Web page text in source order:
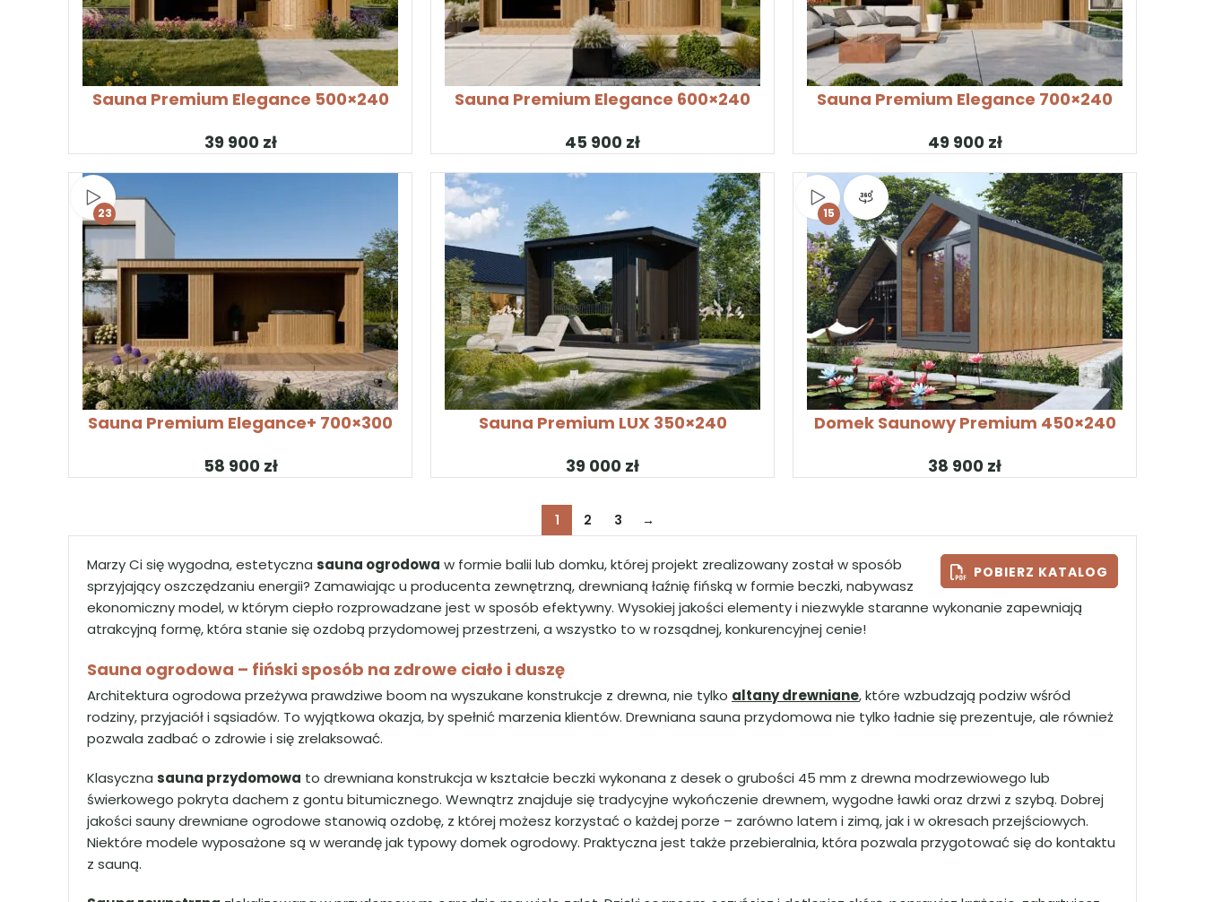
SKONFIGURUJ PRODUKT
Sauna Premium Elegance 500×240
zł
SKONFIGURUJ PRODUKT
Sauna Premium Elegance 600×240
zł
SKONFIGURUJ PRODUKT
Sauna Premium Elegance 700×240
zł
Obejrzyj wideo
23
SKONFIGURUJ PRODUKT
Sauna Premium Elegance+ 700×300
zł
SKONFIGURUJ PRODUKT
Sauna Premium LUX 350×240
zł
Obejrzyj wideo
15
Widok produktu 360°
SKONFIGURUJ PRODUKT
Domek Saunowy Premium 450×240
zł
1 2 3 →
POBIERZ KATALOG
Marzy Ci się wygodna, estetyczna sauna ogrodowa w formie balii lub domku, której projekt zrealizowany został w sposób
sprzyjający oszczędzaniu energii? Zamawiając u producenta zewnętrzną, drewnianą łaźnię fińską w formie beczki, nabywasz
ekonomiczny model, w którym ciepło rozprowadzane jest w sposób efektywny. Wysokiej jakości elementy i niezwykle staranne wykonanie zapewniają
atrakcyjną formę, która stanie się ozdobą przydomowej przestrzeni, a wszystko to w rozsądnej, konkurencyjnej cenie!
Sauna ogrodowa – fiński sposób na zdrowe ciało i duszę
Architektura ogrodowa przeżywa prawdziwe boom na wyszukane konstrukcje z drewna, nie tylko altany drewniane, które wzbudzają podziw wśród
rodziny, przyjaciół i sąsiadów. To wyjątkowa okazja, by spełnić marzenia klientów. Drewniana sauna przydomowa nie tylko ładnie się prezentuje, ale również
pozwala zadbać o zdrowie i się zrelaksować.
Klasyczna sauna przydomowa to drewniana konstrukcja w kształcie beczki wykonana z desek o grubości 45 mm z drewna modrzewiowego lub
świerkowego pokryta dachem z gontu bitumicznego. Wewnątrz znajduje się tradycyjne wykończenie drewnem, wygodne ławki oraz drzwi z szybą. Dobrej
jakości sauny drewniane ogrodowe stanowią ozdobę, z której możesz korzystać o każdej porze – zarówno latem i zimą, jak i w okresach przejściowych.
Niektóre modele wyposażone są w werandę jak typowy domek ogrodowy. Praktyczna jest także przebieralnia, która pozwala przygotować się do kontaktu
z sauną.